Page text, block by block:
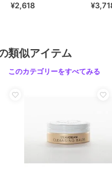
¥2,618
類似アイテム
このカテゴリーをすべてみる